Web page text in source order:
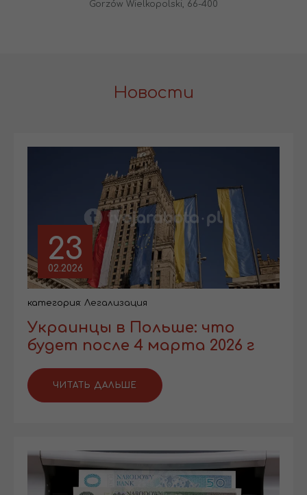
Gorzów Wielkopolski, 66-400
Новости
23
02.2026
категория: Легализация
Украинцы в Польше: что
будет после 4 марта 2026 г
ЧИТАТЬ ДАЛЬШЕ